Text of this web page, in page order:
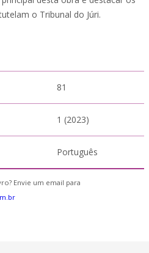
o Tribunal do Júri.
81
1 (2023)
Português
Envie um email para